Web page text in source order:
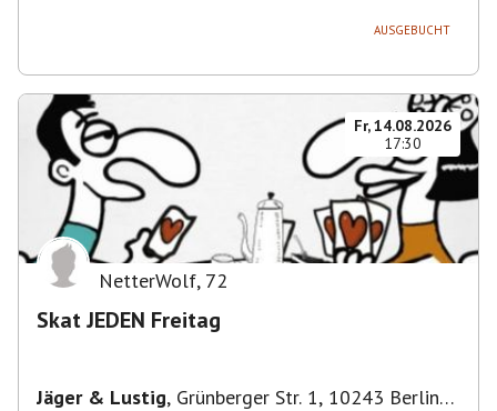
AUSGEBUCHT
Fr, 14.08.2026
17:30
NetterWolf, 72
Skat JEDEN Freitag
Jäger & Lustig, Grünberger Str. 1, 10243 Berlin-